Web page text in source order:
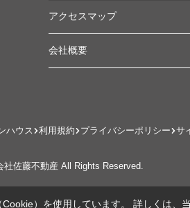
アクセスマップ
会社概要
ハウス 利用規約 プライバシーポリシー サ
社佐藤不動産 All Rights Reserved.
）を使用しています。 詳しくは、